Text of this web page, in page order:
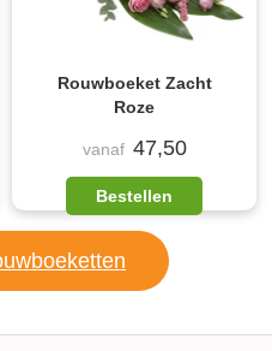
Rouwboeket Zacht
Roze
vanaf 47,50
Bestellen